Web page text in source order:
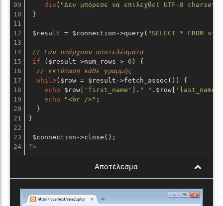
09
10
11
12
13
14
15
16
17
18
19
20
21
22
23
die ( "Δεν μπόρεσε να επιλεχθεί UTF-8
}
$result = $connection->query( "SELECT * FROM
// Εάν υπάρχουν αποτελέσματα
if ($result->num_rows > 0 ) {
// εκτύπωση κάθε γραμμής
while ($row = $result->fetch_assoc()) {
echo $row[ 'first_name' ]. " " .$row[ 'last_name'
echo
"<br />" ;
  }
}
?>
Αποτέλεσμα